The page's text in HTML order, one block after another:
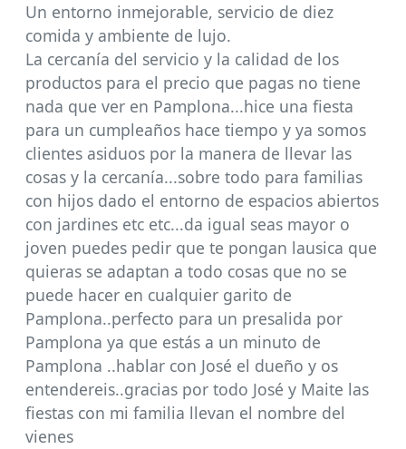
Un entorno inmejorable, servicio de diez
comida y ambiente de lujo.
La cercanía del servicio y la calidad de los
productos para el precio que pagas no tiene
nada que ver en Pamplona...hice una fiesta
para un cumpleaños hace tiempo y ya somos
clientes asiduos por la manera de llevar las
cosas y la cercanía...sobre todo para familias
con hijos dado el entorno de espacios abiertos
con jardines etc etc...da igual seas mayor o
joven puedes pedir que te pongan lausica que
quieras se adaptan a todo cosas que no se
puede hacer en cualquier garito de
Pamplona..perfecto para un presalida por
Pamplona ya que estás a un minuto de
Pamplona ..hablar con José el dueño y os
entendereis..gracias por todo José y Maite las
fiestas con mi familia llevan el nombre del
vienes